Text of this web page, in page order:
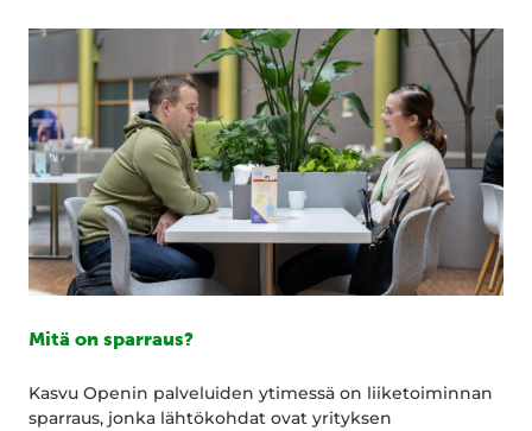
Mitä on sparraus?
Kasvu Openin palveluiden ytimessä on liiketoiminnan
sparraus, jonka lähtökohdat ovat yrityksen